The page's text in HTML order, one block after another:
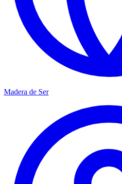
Madera de Ser